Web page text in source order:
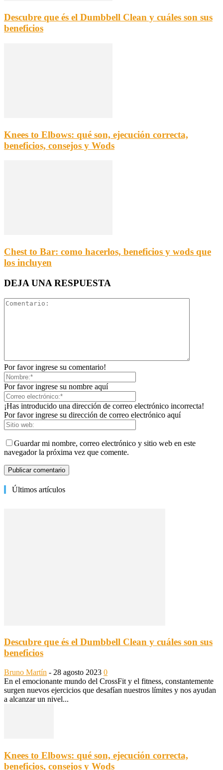
Descubre que és el Dumbbell Clean y cuáles son sus
beneficios
Knees to Elbows: qué son, ejecución correcta,
beneficios, consejos y Wods
Chest to Bar: como hacerlos, beneficios y wods que
los incluyen
DEJA UNA RESPUESTA
Por favor ingrese su comentario!
Por favor ingrese su nombre aquí
¡Has introducido una dirección de correo electrónico incorrecta!
Por favor ingrese su dirección de correo electrónico aquí
Guardar mi nombre, correo electrónico y sitio web en este
navegador la próxima vez que comente.
Últimos artículos
Descubre que és el Dumbbell Clean y cuáles son sus
beneficios
Bruno Martín - 28 agosto 2023 0
En el emocionante mundo del CrossFit y el fitness, constantemente
surgen nuevos ejercicios que desafían nuestros límites y nos ayudan
a alcanzar un nivel...
Knees to Elbows: qué son, ejecución correcta,
beneficios, consejos y Wods